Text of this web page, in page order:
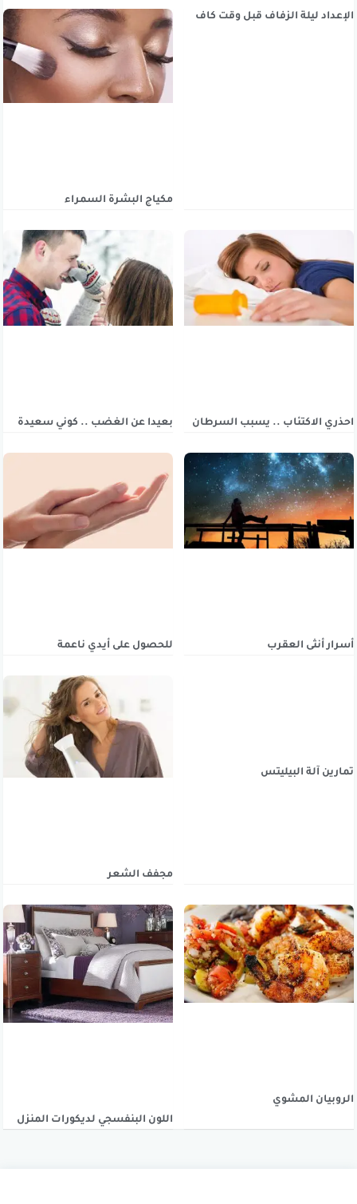
الإعداد ليلة الزفاف قبل وقت كاف
مكياج البشرة السمراء
احذري الاكتئاب .. يسبب السرطان بعيدا عن الغضب .. كوني سعيدة
أسرار أنثى العقرب للحصول على أيدي ناعمة
تمارين آلة البيليتس
مجفف الشعر
الروبيان المشوي
اللون البنفسجي لديكورات المنزل